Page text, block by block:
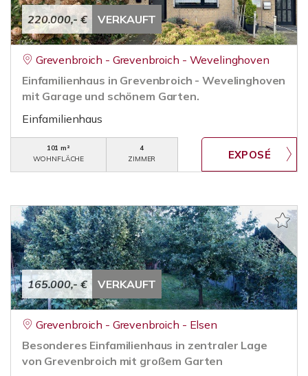
220.000,- € VERKAUFT
Grevenbroich - Grevenbroich - Wevelinghoven
Einfamilienhaus in Grevenbroich - Wevelinghoven
mit Garage und schönem Garten.
Einfamilienhaus
101 m²
WOHNFLÄCHE
4
ZIMMER
165.000,- € VERKAUFT
Grevenbroich - Grevenbroich - Elsen
Besonderes Einfamilienhaus in zentraler Lage
von Grevenbroich mit großem Garten